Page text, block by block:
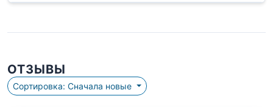
ОТЗЫВЫ
Сортировка: Сначала новые